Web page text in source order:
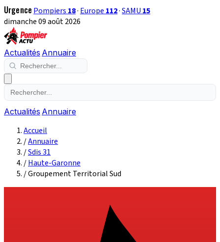
Urgence Pompiers 18· Europe 112·SAMU 15
dimanche 09 août 2026
Actualités Annuaire
Actualités Annuaire
Accueil
/Annuaire
/Sdis 31
/Haute-Garonne
/Groupement Territorial Sud